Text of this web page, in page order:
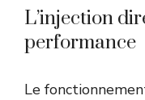
L’injection
performance
Le